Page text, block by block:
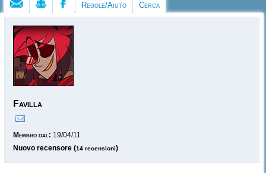
Regole/Aiuto Cerca
Favilla
Membro dal: 19/04/11
Nuovo recensore (14 recensioni)